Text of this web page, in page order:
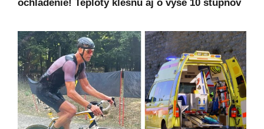
ochladenie! Teploty klesnú aj o vyše 10 stupňov